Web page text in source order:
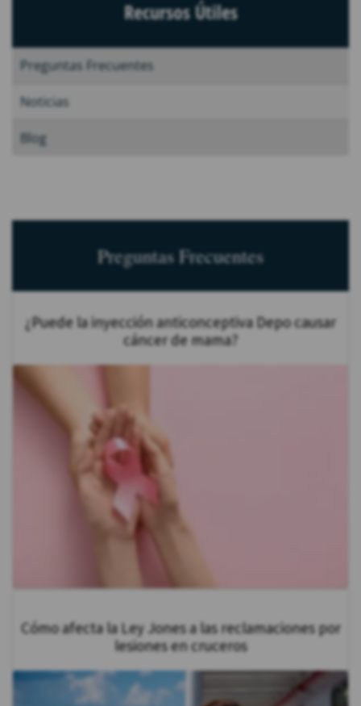
Recursos Útiles
Preguntas Frecuentes
Noticias
Blog
Preguntas Frecuentes
¿Puede la inyección anticonceptiva Depo causar
cáncer de mama?
Cómo afecta la Ley Jones a las reclamaciones por
lesiones en cruceros